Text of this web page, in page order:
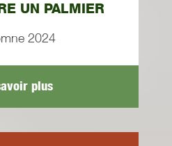
UN PALMIER
2024
plus